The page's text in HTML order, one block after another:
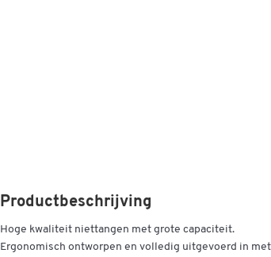
Productbeschrijving
Hoge kwaliteit niettangen met grote capaciteit.
Ergonomisch ontworpen en volledig uitgevoerd in